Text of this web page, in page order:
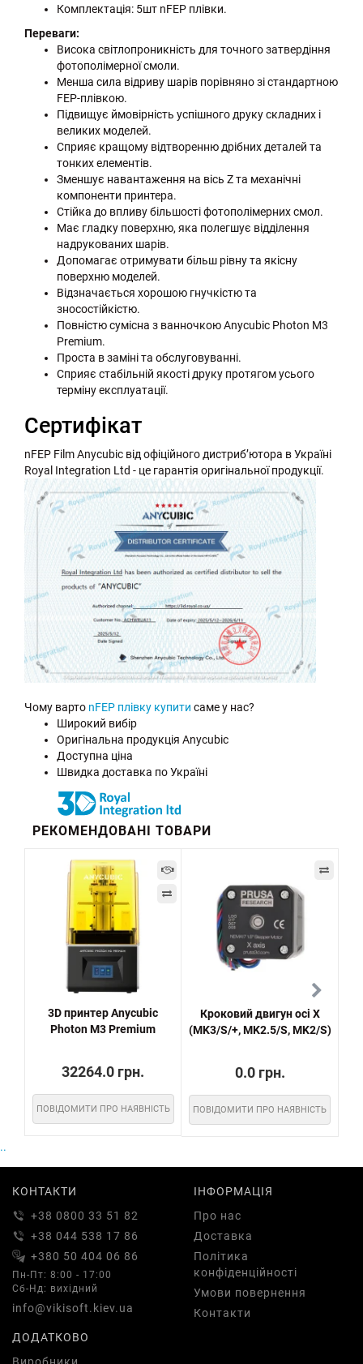
Комплектація: 5шт nFEP плівки.
Переваги:
Висока світлопроникність для точного затвердіння
фотополімерної смоли.
Менша сила відриву шарів порівняно зі стандартною
FEP-плівкою.
Підвищує ймовірність успішного друку складних і
великих моделей.
Сприяє кращому відтворенню дрібних деталей та
тонких елементів.
Зменшує навантаження на вісь Z та механічні
компоненти принтера.
Стійка до впливу більшості фотополімерних смол.
Має гладку поверхню, яка полегшує відділення
надрукованих шарів.
Допомагає отримувати більш рівну та якісну
поверхню моделей.
Відзначається хорошою гнучкістю та
зносостійкістю.
Повністю сумісна з ванночкою Anycubic Photon M3
Premium.
Проста в заміні та обслуговуванні.
Сприяє стабільній якості друку протягом усього
терміну експлуатації.
Сертифікат
nFEP Film Anycubic від офіційного дистриб’ютора в Україні
Royal Integration Ltd - це гарантія оригінальної продукції.
Чому варто nFEP плівку купити саме у нас?
Широкий вибір
Оригінальна продукція Anycubic
Доступна ціна
Швидка доставка по Україні
РЕКОМЕНДОВАНІ ТОВАРИ
3D принтер Anycubic
Photon M3 Premium
32264.0 грн.
ПОВІДОМИТИ ПРО НАЯВНІСТЬ
Кроковий двигун осі X
(MK3/S/+, MK2.5/S, MK2/S)
0.0 грн.
ПОВІДОМИТИ ПРО НАЯВНІСТЬ
..
КОНТАКТИ
+38 0800 33 51 82
+38 044 538 17 86
+380 50 404 06 86
Пн-Пт: 8:00 - 17:00
Сб-Нд: вихідний
info@vikisoft.kiev.ua
ІНФОРМАЦІЯ
Про нас
Доставка
Політика
конфіденційності
Умови повернення
Контакти
ДОДАТКОВО